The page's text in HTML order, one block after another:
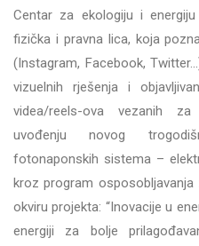
Centar za ekologiju i
fizička i pravna lica, koja
(Instagram, Facebook,
vizuelnih rješenja i
videa/reels-ova vezanih
uvođenju novog
fotonaponskih sistema –
kroz program
okviru projekta: “Inovacije u
energiji za bolje